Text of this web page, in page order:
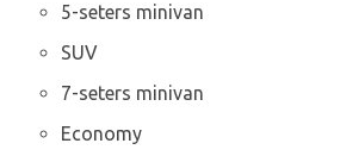
5-seters minivan
SUV
7-seters minivan
Economy